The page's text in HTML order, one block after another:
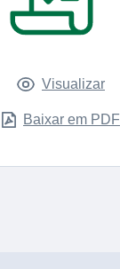
Visualizar
Baixar em PDF